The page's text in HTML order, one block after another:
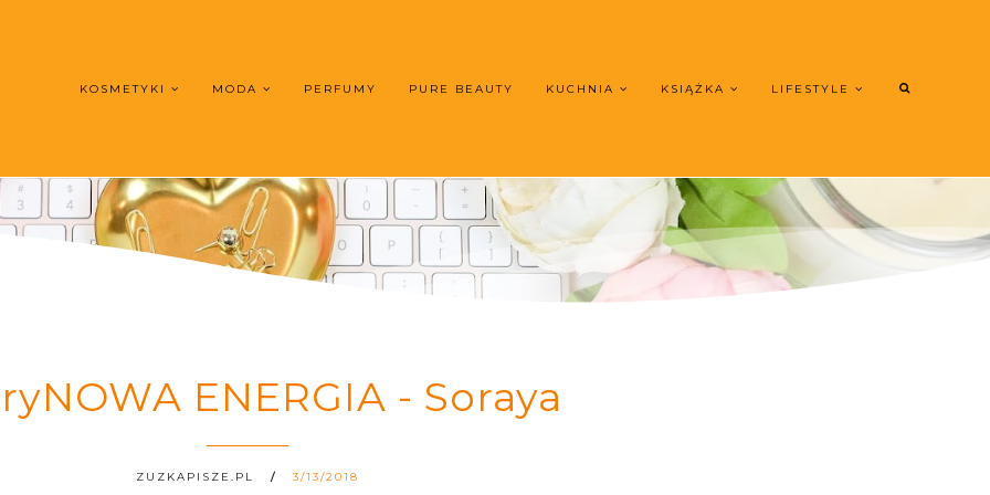
KOSMETYKI MODA PERFUMY PURE BEAUTY KUCHNIA KSIĄŻKA LIFESTYLE
ENERGIA - Soraya
ZUZKAPISZE.PL 3/13/2018